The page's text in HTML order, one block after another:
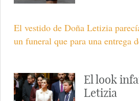
El vestido de Doña Letizia
un funeral que para una entrega
El look
Letizia